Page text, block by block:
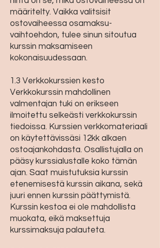
määritelty. Vaikka valitsisit
ostovaiheessa osamaksu-
vaihtoehdon, tulee sinun sitoutua
kurssin maksamiseen
kokonaisuudessaan.
1.3 Verkkokurssien kesto
Verkkokurssin mahdollinen
valmentajan tuki on erikseen
ilmoitettu selkeästi verkkokurssin
tiedoissa. Kurssien verkkomateriaali
on käytettävissäsi 12kk alkaen
ostoajankohdasta. Osallistujalla on
pääsy kurssialustalle koko tämän
ajan. Saat muistutuksia kurssin
etenemisestä kurssin aikana, sekä
juuri ennen kurssin päättymistä.
Kurssin kestoa ei ole mahdollista
muokata, eikä maksettuja
kurssimaksuja palauteta.